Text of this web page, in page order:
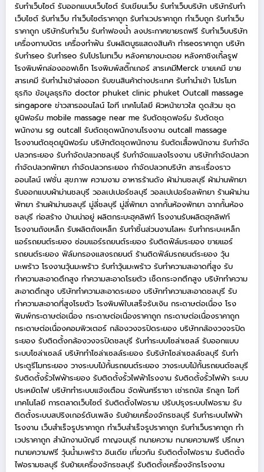
รับทำเว็บไซต์ รับออกแบบเว็บไซต์ รับเขียนเว็บ รับทำเว็บบริษัท บริษัทรับทำ
เว็บไซต์ รับทำเว็บ ทำเว็บไซต์ราคาถูก รับทำเวปราคาถูก ทำเว็บถูก รับทำเว็บ
ราคาถูก บริษัทรับทำเว็บ รับทำฟองน้ำ ลงประกาศขายรถฟรี รับทำเว็บบริษัท
เครื่องทาบบัตร เครื่องทำฟัน รับผลิตบูธแสดงสินค้า ทำseoราคาถูก บริษัท
รับทำseo รับทำseo รับโปรโมทเว็บ หลังคายางมะตอย หลังคาชิงเกิ้ลรูฟ
โรงพิมพ์กล่องออฟเซ็ท โรงพิมพ์สติ๊กเกอร์ สารเคมีMerck ขายเคมี ขาย
สารเคมี รับทำนำเข้าส่งออก รับขนสินค้าต่างประเทศ รับทำนำเข้า โปรโมท
ธุรกิจ ข้อมูลธุรกิจ doctor phuket clinic phuket Outcall massage
singapore ข่าวสารออนไลน์ ไอที เทคโนโลยี ผิวหน้าขาวใส ดูดส้วม ชุด
ยูนิฟอร์ม mobile massage near me รับตัดชุดฟอร์ม รับตัดชุด
พนักงาน sg outcall รับตัดชุดพนักงานโรงงาน outcall massage
โรงงานตัดชุดยูนิฟอร์ม บริษัทตัดชุดพนักงาน รับตัดเสื้อพนักงาน รับกำจัด
ปลวกระยอง รับกำจัดปลวกชลบุรี รับกำจัดแมลงโรงงาน บริษัทกำจัดปลวก
กำจัดปลวกพัทยา กำจัดปลวกระยอง กำจัดปลวกบริษัท สาระเรื่องราว
ออนไลน์ เฟชั่น สุขภาพ ความงาม อาหารร้านดัง ผ้าม่านชลบุรี ผ้าม่านพัทยา
รับออกแบบผ้าม่านชลบุรี วอลเปเปอร์ชลบุรี วอลเปเปอร์ชลพัทยา ร้านผ้าม่าน
พัทยา ร้านผ้าม่านชลบุรี มู่ลี่ชลบุรี มู่ลี่พัทยา ฉากกั้นห้องพัทยา ฉากกั้นห้อง
ชลบุรี ก่อสร้าง บ้านน่าอยู่ ผลิตกระบะฮุคลิฟท์ โรงงานรับผลิตฮุคลิฟท์
โรงงานถังเหล็ก รับผลิตถังเหล็ก รับทำชิ้นส่วนงานโลหะ รับทำกระบะเหล็ก
แอร์รถยนต์ระยอง ซ่อมแอร์รถยนต์ระยอง รับติดฟิล์มระยอง ขายแอร์
รถยนต์ระยอง ฟิล์มกรองแสงรถยนต์ ร้านติดฟิล์มรถยนต์ระยอง วุ้น
มะพร้าว โรงงานวุ้นมะพร้าว รับทำวุ้นมะพร้าว รับทำความสะอาดที่สูง รับ
ทำความสะอาดตึกสูง ทำความสะอาดโรยตัว เช็ดกระจกตึกสูง บริษัททำความ
สะอาดตึกสูง บริษัททำความสะอาดระยอง บริษัททำความสะอาดชลบุรี รับ
ทำความสะอาดที่สูงโรยตัว โรงพิมพ์ใบเสร็จรับเงิน กระดาษต่อเนื่อง โรง
พิมพ์กระดาษต่อเนื่อง กระดาษต่อเนื่องราคาถูก กระดาษต่อเนื่องราคาถูก
กระดาษต่อเนื่องคอมพิวเตอร์ กล้องวงจรปิดระยอง บริษัทกล้องวงจรปิด
ระยอง รับติดตั้งกล้องวงจรปิดชลบุรี รับทำระบบโซล่าเซลล์ รับออกแบบ
ระบบโซล่าเซลล์ บริษัททำโซล่าเซลล์ระยอง รับริษัทโซล่าเซลล์ชลบุรี รับทำ
ประตูรีโมทระยอง วางระบบไม้กั้นรถยนต์ระยอง วางระบบไม้กั้นรถยนต์ชลบุรี
รับติดตั้งรั้วไฟฟ้าระยอง รับติดตั้งรั้วไฟฟ้าโรงงาน รับติดตั้งรั้วไฟฟ้า ระบบ
ประหยัดไฟ บริษัททำระบบแจ้งเตือน จัดฟันศรีราชา เช่ารถบัส รักลูก ไอที
เทคโนโลยี การตลาดเว็บไซต์ รับติดตั้งไฟอราม ปรับปรุงระบบไฟอราม รับ
ติดตั้งระบบสปริงเกอร์ดับเพลิง รับย้ายเครื่องจักรชลบุรี รับทำระบบไฟฟ้า
โรงงาน เว็บสำเร็จรูปราคาถูก ทำเว็บสำเร็จรูปราคาถูก รับทำเว็บราคาถูก ทำ
เวปราคาถูก สำนักงานบัญชี กาญจนบุรี ทนายความ ทนายความฟรี ปรึกษา
ทนายความฟรี วุ้นน้ำมะพร้าว อินเดีย เที่ยวกัน รับติดตั้งไฟอราม รับติดตั้ง
ไฟอรามชลบุรี รับย้ายเครื่องจักรชลบุรี รับติดตั้งเครื่องจักรโรงงาน